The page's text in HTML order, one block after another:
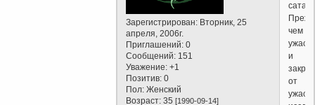
Зарегистрирован: Вторник, 25
апреля, 2006г.
Приглашений: 0
Сообщений: 151
Уважение: +1
Позитив: 0
Пол: Женский
Возраст: 35[1990-09-14]
чем
и
от
ужаса,